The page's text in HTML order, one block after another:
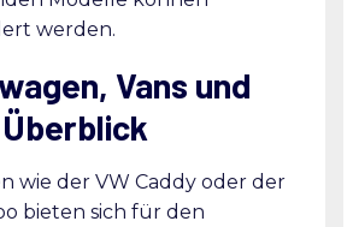
werden.
Vans und
wie der VW Caddy oder der
bieten sich für den